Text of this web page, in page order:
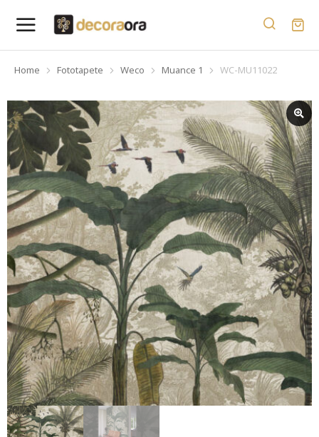
You are here:
Home Fototapete Weco Muance 1 WC-MU11022